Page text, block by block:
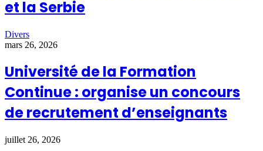
et la Serbie
Divers
mars 26, 2026
Université de la Formation
Continue : organise un concours
de recrutement d’enseignants
juillet 26, 2026